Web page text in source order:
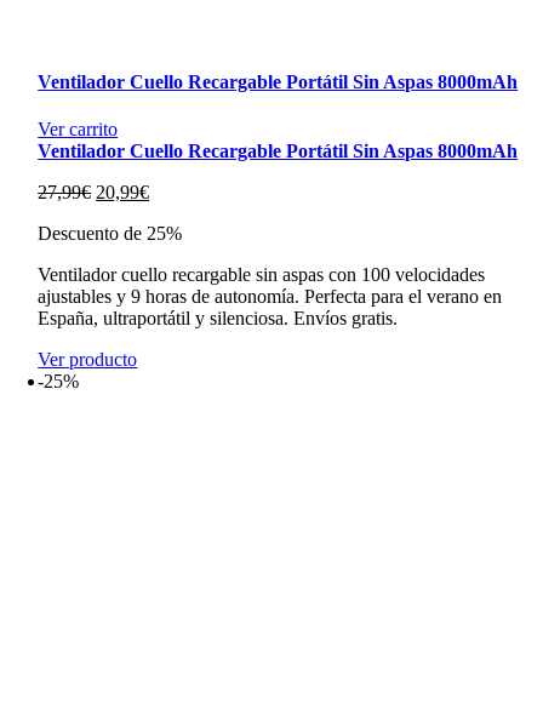
Ventilador Cuello Recargable Portátil Sin Aspas 8000mAh
Ver carrito
Ventilador Cuello Recargable Portátil Sin Aspas 8000mAh
27,99€ El
original
27,99€.
20,99€El
actual
20,99€.
Descuento de 25%
Ventilador cuello recargable sin aspas con 100 velocidades
ajustables y 9 horas de autonomía. Perfecta para el verano en
España, ultraportátil y silenciosa. Envíos gratis.
Ver producto
-25%